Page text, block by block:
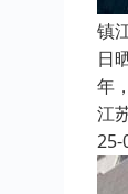
镇
日
年
江
25-